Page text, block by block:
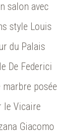
salon avec
style Louis
du Palais
De Federici
posée
le Vicaire
Giacomo